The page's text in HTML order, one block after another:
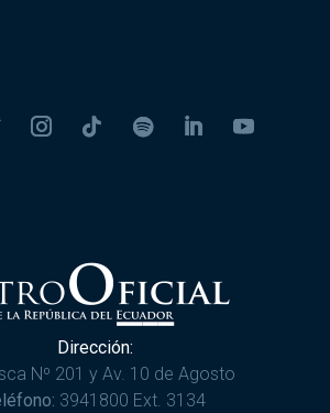
Dirección:
Nº 201 y Av. 10 de Agosto
3941800 Ext. 3134